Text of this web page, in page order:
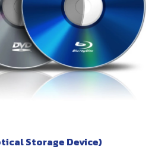
Storage Device)